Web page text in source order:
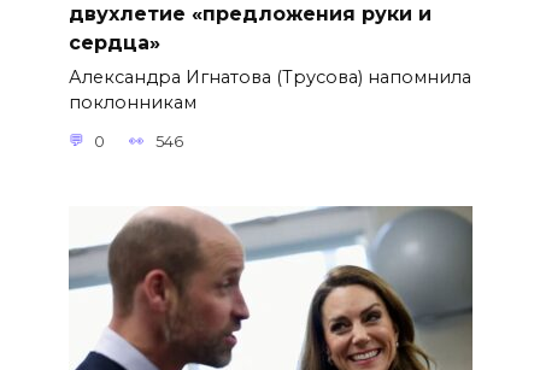
двухлетие «предложения руки и
сердца»
Александра Игнатова (Трусова) напомнила
поклонникам
0 546